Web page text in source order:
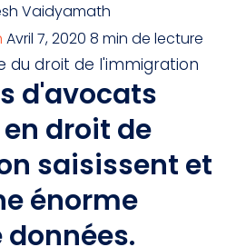
Avril 7, 2020 8 min de lecture
d'avocats
droit de
saisissent et
énorme